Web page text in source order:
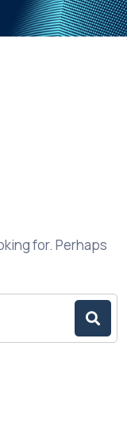
for. Perhaps